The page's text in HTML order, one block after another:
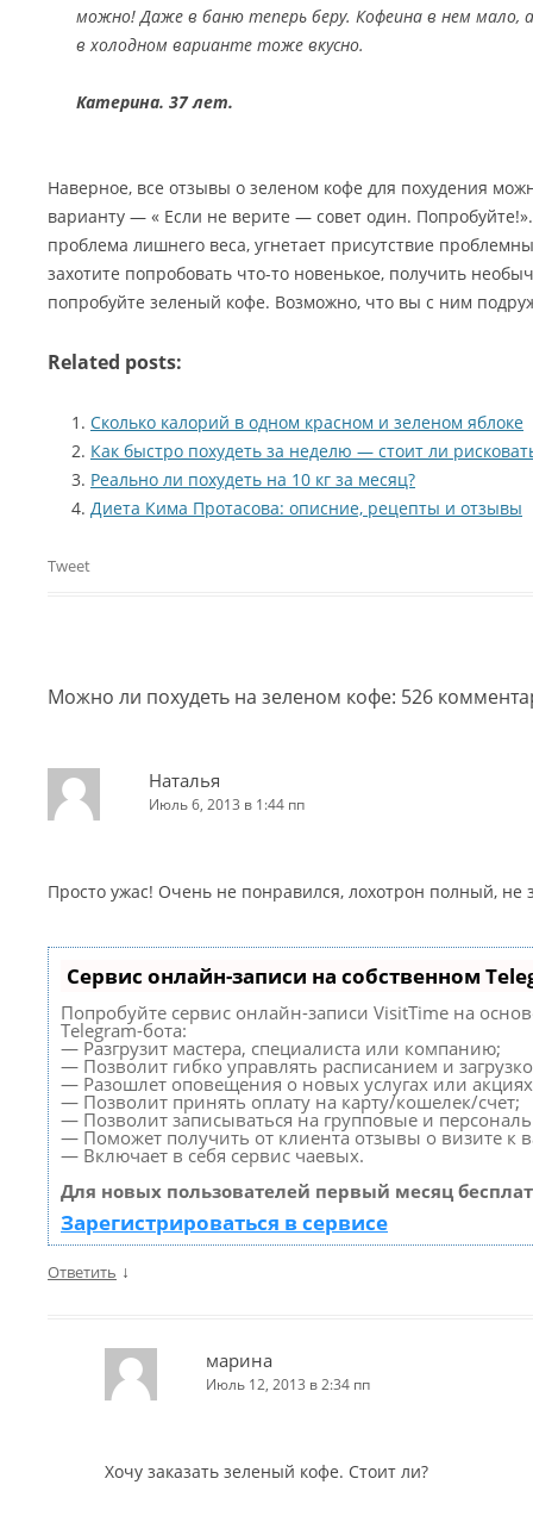
можно! Даже в баню теперь беру. Кофеина в нем
в холодном варианте тоже вкусно.
Катерина. 37 лет.
Наверное, все отзывы о зеленом кофе для похудения
варианту — « Если не верите — совет один.
проблема лишнего веса, угнетает присутствие
захотите попробовать что-то новенькое, получить
попробуйте зеленый кофе. Возможно, что вы с ним
Related posts:
Сколько калорий в одном красном и зеленом яблоке
Как быстро похудеть за неделю — стоит ли
Реально ли похудеть на 10 кг за месяц?
Диета Кима Протасова: описние, рецепты и отзывы
Tweet
Можно ли похудеть на зеленом кофе: 526
Наталья
Июль 6, 2013 в 1:44 пп
Просто ужас! Очень не понравился, лохотрон полный,
Сервис онлайн-записи на собственном
Попробуйте сервис онлайн-записи VisitTime на
Telegram-бота:
— Разгрузит мастера, специалиста или компанию;
— Позволит гибко управлять расписанием и
— Разошлет оповещения о новых услугах или
— Позволит принять оплату на карту/кошелек/счет;
— Позволит записываться на групповые и
— Поможет получить от клиента отзывы о визите к
— Включает в себя сервис чаевых.
Для новых пользователей первый месяц
Зарегистрироваться в сервисе
Ответить ↓
марина
Июль 12, 2013 в 2:34 пп
Хочу заказать зеленый кофе. Стоит ли?